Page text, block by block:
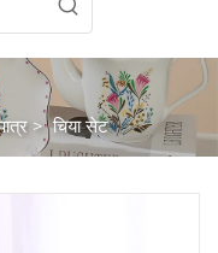
>चिया सेट